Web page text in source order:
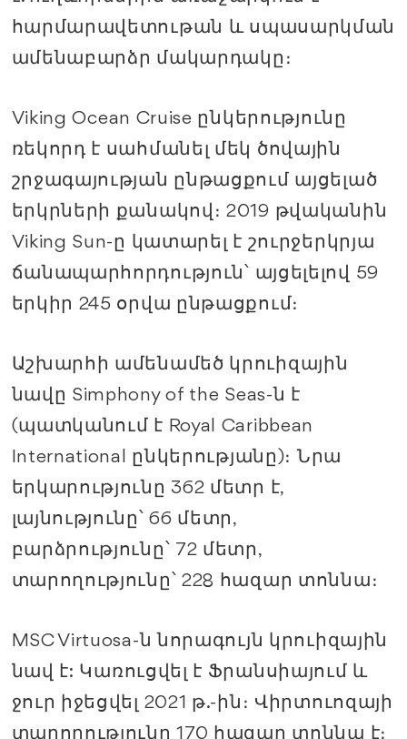
հարմարավետութան և սպասարկման
ամենաբարձր մակարդակը։
Viking Ocean Cruise ընկերությունը
ռեկորդ է սահմանել մեկ ծովային
շրջագայության ընթացքում այցելած
երկրների քանակով։ 2019 թվականին
Viking Sun-ը կատարել է շուրջերկրյա
ճանապարհորդություն՝ այցելելով 59
երկիր 245 օրվա ընթացքում։
Աշխարհի ամենամեծ կրուիզային
նավը Simphony of the Seas-ն է
(պատկանում է Royal Caribbean
International ընկերությանը)։ Նրա
երկարությունը 362 մետր է,
լայնությունը՝ 66 մետր,
բարձրությունը՝ 72 մետր,
տարողությունը՝ 228 հազար տոննա։
MSC Virtuosa-ն նորագույն կրուիզային
նավ է: Կառուցվել է Ֆրանսիայում և
ջուր իջեցվել 2021 թ.-ին։ Վիրտուոզայի
տարողությունը 170 հազար տոննա է։